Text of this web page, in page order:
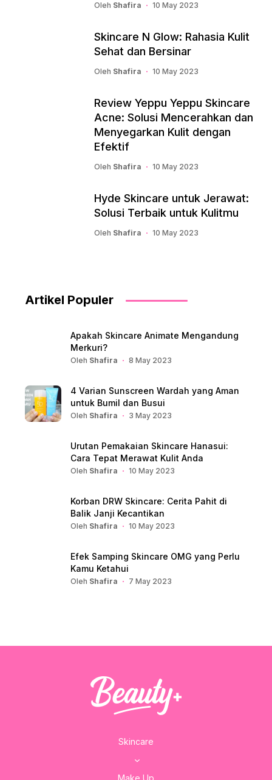
Oleh Shafira 10 May 2023
Skincare N Glow: Rahasia Kulit
Sehat dan Bersinar
Oleh Shafira 10 May 2023
Review Yeppu Yeppu Skincare
Acne: Solusi Mencerahkan dan
Menyegarkan Kulit dengan
Efektif
Oleh Shafira 10 May 2023
Hyde Skincare untuk Jerawat:
Solusi Terbaik untuk Kulitmu
Oleh Shafira 10 May 2023
Artikel Populer
Apakah Skincare Animate Mengandung
Merkuri?
Oleh Shafira 8 May 2023
4 Varian Sunscreen Wardah yang Aman
untuk Bumil dan Busui
Oleh Shafira 3 May 2023
Urutan Pemakaian Skincare Hanasui:
Cara Tepat Merawat Kulit Anda
Oleh Shafira 10 May 2023
Korban DRW Skincare: Cerita Pahit di
Balik Janji Kecantikan
Oleh Shafira 10 May 2023
Efek Samping Skincare OMG yang Perlu
Kamu Ketahui
Oleh Shafira 7 May 2023
Skincare
Make Up